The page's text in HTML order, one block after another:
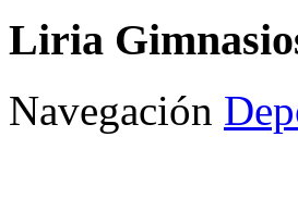
Liria
Navegación